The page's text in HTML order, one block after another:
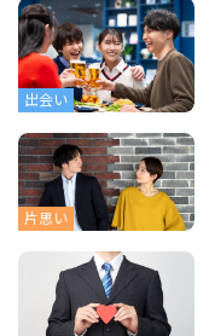
出会い
片思い